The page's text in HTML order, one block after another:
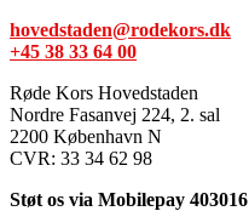
hovedstaden@rodekors.dk
+45 38 33 64 00
Røde Kors Hovedstaden
Nordre Fasanvej 224, 2. sal
2200 København N
CVR: 33 34 62 98
Støt os via Mobilepay 403016